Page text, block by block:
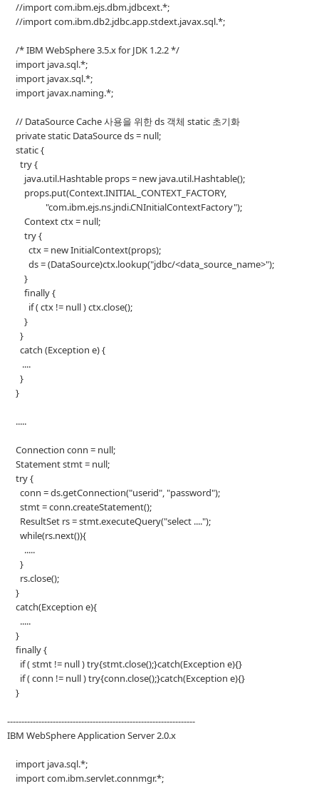
//import com.ibm.ejs.dbm.jdbcext.*;
//import com.ibm.db2.jdbc.app.stdext.javax.sql.*;
/* IBM WebSphere 3.5.x for JDK 1.2.2 */
import java.sql.*;
import javax.sql.*;
import javax.naming.*;
// DataSource Cache 사용을 위한 ds 객체 static 초기화
private static DataSource ds = null;
static {
try {
java.util.Hashtable props = new java.util.Hashtable();
props.put(Context.INITIAL_CONTEXT_FACTORY,
"com.ibm.ejs.ns.jndi.CNInitialContextFactory");
Context ctx = null;
try {
ctx = new InitialContext(props);
ds = (DataSource)ctx.lookup("jdbc/<data_source_name>");
}
finally {
if ( ctx != null ) ctx.close();
}
}
catch (Exception e) {
....
}
}
.....
Connection conn = null;
Statement stmt = null;
try {
conn = ds.getConnection("userid", "password");
stmt = conn.createStatement();
ResultSet rs = stmt.executeQuery("select ....");
while(rs.next()){
.....
}
rs.close();
}
catch(Exception e){
.....
}
finally {
if ( stmt != null ) try{stmt.close();}catch(Exception e){}
if ( conn != null ) try{conn.close();}catch(Exception e){}
}
------------------------------------------------------------------
IBM WebSphere Application Server 2.0.x
import java.sql.*;
import com.ibm.servlet.connmgr.*;